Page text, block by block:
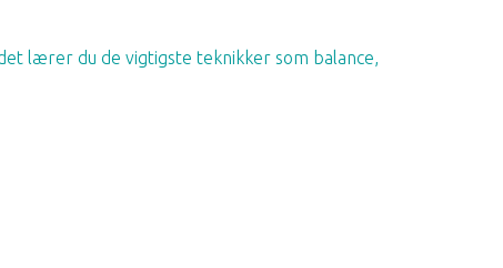
lærer du de vigtigste teknikker som balance,